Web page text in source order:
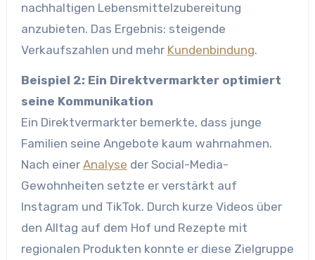
nachhaltigen Lebensmittelzubereitung
anzubieten. Das Ergebnis: steigende
Verkaufszahlen und mehr Kundenbindung.
Beispiel 2: Ein Direktvermarkter optimiert
seine Kommunikation
Ein Direktvermarkter bemerkte, dass junge
Familien seine Angebote kaum wahrnahmen.
Nach einer Analyse der Social-Media-
Gewohnheiten setzte er verstärkt auf
Instagram und TikTok. Durch kurze Videos über
den Alltag auf dem Hof und Rezepte mit
regionalen Produkten konnte er diese Zielgruppe